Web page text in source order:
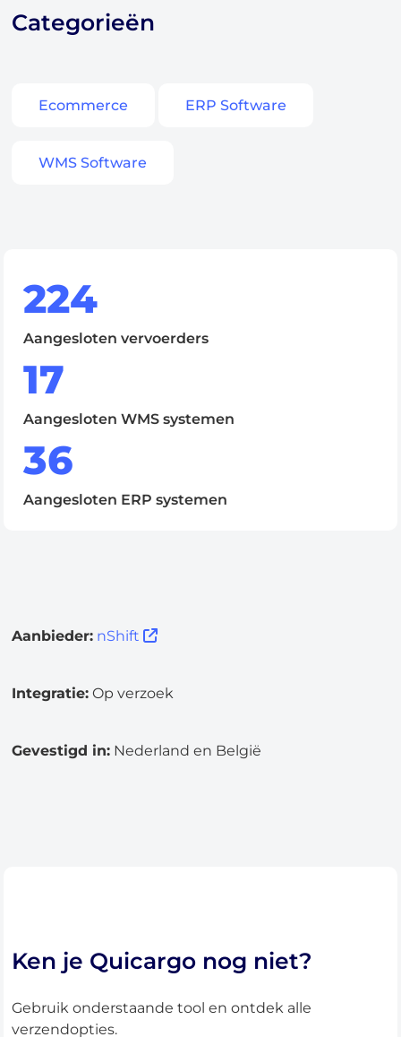
Bestemmingen
Inloggen
Aanmelden
Categorieën
Ecommerce ERP Software
WMS Software
224
Aangesloten vervoerders
17
Aangesloten WMS systemen
36
Aangesloten ERP systemen
Aanbieder: nShift
Integratie: Op verzoek
Gevestigd in: Nederland en België
Ken je Quicargo nog niet?
Gebruik onderstaande tool en ontdek alle
verzendopties.